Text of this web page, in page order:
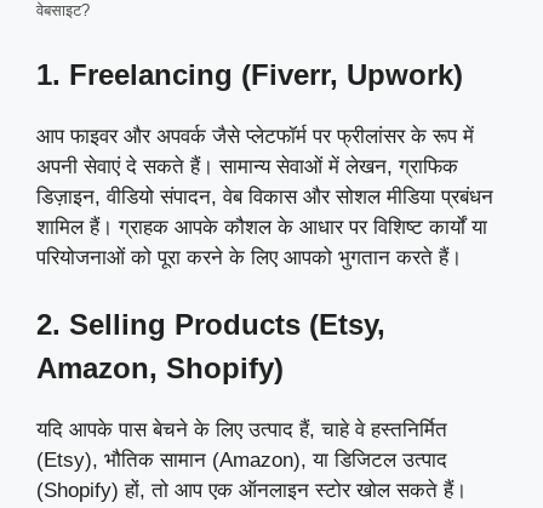
वेबसाइट?
1. Freelancing (Fiverr, Upwork)
आप फाइवर और अपवर्क जैसे प्लेटफॉर्म पर फ्रीलांसर के रूप में
अपनी सेवाएं दे सकते हैं। सामान्य सेवाओं में लेखन, ग्राफिक
डिज़ाइन, वीडियो संपादन, वेब विकास और सोशल मीडिया प्रबंधन
शामिल हैं। ग्राहक आपके कौशल के आधार पर विशिष्ट कार्यों या
परियोजनाओं को पूरा करने के लिए आपको भुगतान करते हैं।
2. Selling Products (Etsy,
Amazon, Shopify)
यदि आपके पास बेचने के लिए उत्पाद हैं, चाहे वे हस्तनिर्मित
(Etsy), भौतिक सामान (Amazon), या डिजिटल उत्पाद
(Shopify) हों, तो आप एक ऑनलाइन स्टोर खोल सकते हैं।